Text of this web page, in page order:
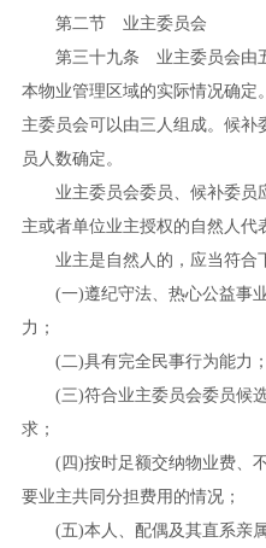
第二节 业主委员会
第三十九条 业主委员会由五
本物业管理区域的实际情况确定
主委员会可以由三人组成。候
员人数确定。
业主委员会委员、候补委员
主或者单位业主授权的自然人代
业主是自然人的，应当符合
(一)遵纪守法、热心公益事
力；
( 二)具有完全民事行为能力；
(三)符合业主委员会委员候
求；
( 四)按时足额交纳物业费、
要业主共同分担费用的情况；
(五)本人、配偶及其直系亲